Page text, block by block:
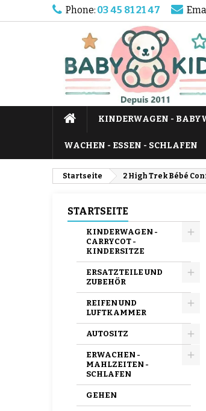
Phone: 03 45 81 21 47
KINDERWAGEN -
WACHEN - ESSEN - SCHLAFEN
Startseite 2 High Trek Bébé
STARTSEITE
KINDERWAGEN -
CARRYCOT -
KINDERSITZE
ERSATZTEILE UND
ZUBEHÖR
REIFEN UND
LUFTKAMMER
AUTOSITZ
ERWACHEN -
MAHLZEITEN -
SCHLAFEN
GEHEN